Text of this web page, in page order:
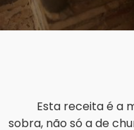
Esta receita é a
sobra, não só a de